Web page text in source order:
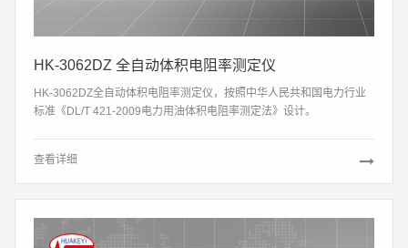
HK-3062DZ 全自动体积电阻率测定仪
HK-3062DZ全自动体积电阻率测定仪，按照中华人民共和国电力行业
标准《DL/T 421-2009电力用油体积电阻率测定法》设计。
查看详细